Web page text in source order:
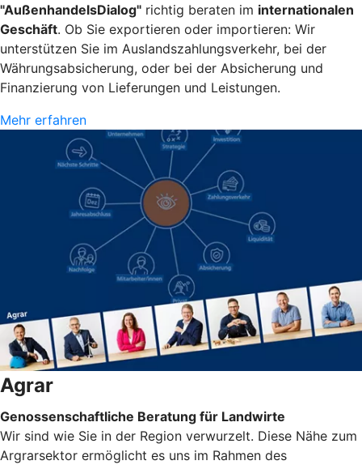
"AußenhandelsDialog" richtig beraten im internationalen
Geschäft. Ob Sie exportieren oder importieren: Wir
unterstützen Sie im Auslandszahlungsverkehr, bei der
Währungsabsicherung, oder bei der Absicherung und
Finanzierung von Lieferungen und Leistungen.
Mehr erfahren
Agrar
Genossenschaftliche Beratung für Landwirte
Wir sind wie Sie in der Region verwurzelt. Diese Nähe zum
Argrarsektor ermöglicht es uns im Rahmen des